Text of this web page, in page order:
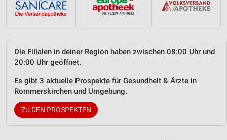
Die Filialen in deiner Region haben zwischen 08:00 Uhr und
20:00 Uhr geöffnet.
Es gibt 3 aktuelle Prospekte für Gesundheit & Ärzte in
Rommerskirchen und Umgebung.
ZU DEN PROSPEKTEN